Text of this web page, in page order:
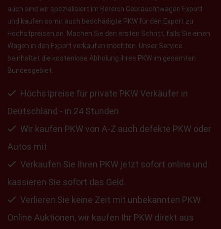
auch sind wir spezialisiert im Bereich Gebrauchtwagen Export
und kaufen somit auch beschädigte PKW für den Export zu
Höchstpreisen an. Machen Sie den ersten Schritt, falls Sie einen
Wagen in den Export verkaufen möchten. Unser Service
beinhaltet die kostenlose Abholung Ihres PKW im gesamten
Bundesgebiet.
Höchstpreise für private PKW Verkäufer in
Deutschland - in 24 Stunden
Wir kaufen PKW von A-Z auch defekte PKW oder
Autos mit
Verkaufen Sie Ihren PKW jetzt sofort online und
kassieren Sie sofort das Geld
Verlieren Sie keine Zeit mit unbekannten PKW
Online Auktionen, wir kaufen Ihr PKW direkt aus